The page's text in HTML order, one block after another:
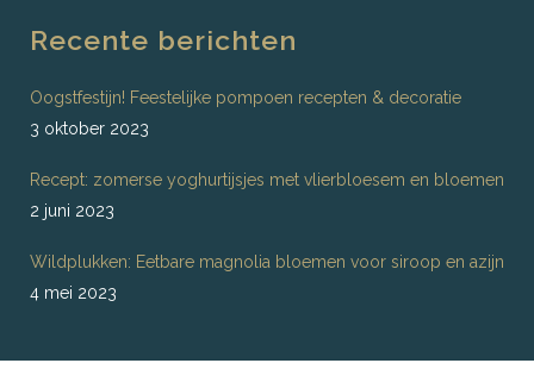
Recente berichten
Oogstfestijn! Feestelijke pompoen recepten & decoratie
3 oktober 2023
Recept: zomerse yoghurtijsjes met vlierbloesem en bloemen
2 juni 2023
Wildplukken: Eetbare magnolia bloemen voor siroop en azijn
4 mei 2023